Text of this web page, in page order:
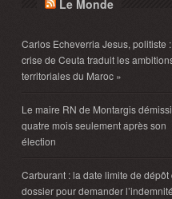
Le Monde
Carlos Echeverria Jesus, politiste
crise de Ceuta traduit les
territoriales du Maroc »
Le maire RN de Montargis
quatre mois seulement après son
élection
Carburant : la date limite de dépôt
dossier pour demander